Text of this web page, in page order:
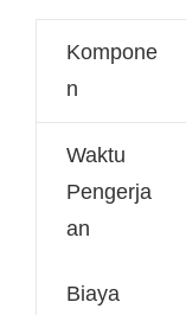
Kompone
n
Waktu
Pengerja
an
Biaya